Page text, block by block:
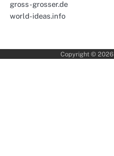
gross-grosser.de
world-ideas.info
Copyright © 2026